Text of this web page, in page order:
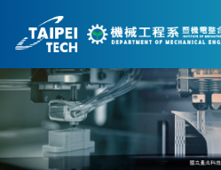
要
區